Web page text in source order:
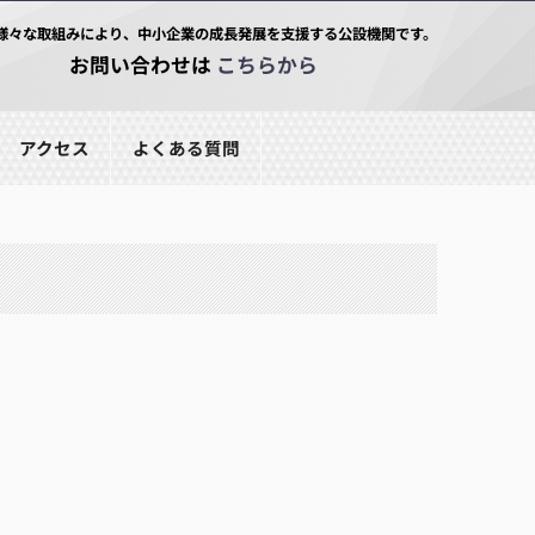
な取組みにより、中小企業の成長発展を支援する公設機関です。
お問い合わせは こちらから
アクセス よくある質問